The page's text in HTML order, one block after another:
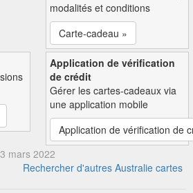
modalités et conditions
Carte-cadeau »
Application de vérification
de crédit
Gérer les cartes-cadeaux via
une application mobile
Application de vérification de
mars 2022
Rechercher d'autres Australie cartes